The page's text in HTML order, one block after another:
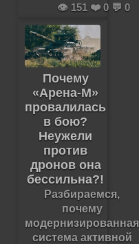
👁️ 151 ❤️ 0 💬 0
Почему
«Арена-М»
провалилась
в бою?
Неужели
против
дронов она
бессильна?!
Разбираемся,
почему
модернизированная
система активной